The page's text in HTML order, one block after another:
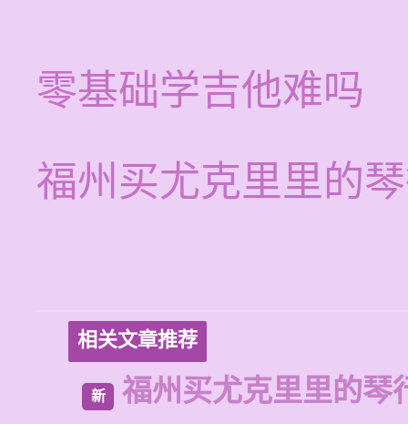
零基础学吉他难吗
福州买尤克里里的
相关文章推荐
新 福州买尤克里里的琴